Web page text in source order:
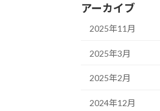
アーカイブ
2025年11月
2025年3月
2025年2月
2024年12月